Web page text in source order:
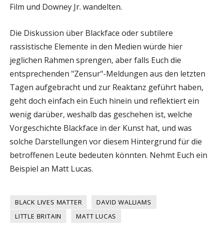
Film und Downey Jr. wandelten.
Die Diskussion über Blackface oder subtilere
rassistische Elemente in den Medien würde hier
jeglichen Rahmen sprengen, aber falls Euch die
entsprechenden "Zensur"-Meldungen aus den letzten
Tagen aufgebracht und zur Reaktanz geführt haben,
geht doch einfach ein Euch hinein und reflektiert ein
wenig darüber, weshalb das geschehen ist, welche
Vorgeschichte Blackface in der Kunst hat, und was
solche Darstellungen vor diesem Hintergrund für die
betroffenen Leute bedeuten könnten. Nehmt Euch ein
Beispiel an Matt Lucas.
BLACK LIVES MATTER
DAVID WALLIAMS
LITTLE BRITAIN
MATT LUCAS